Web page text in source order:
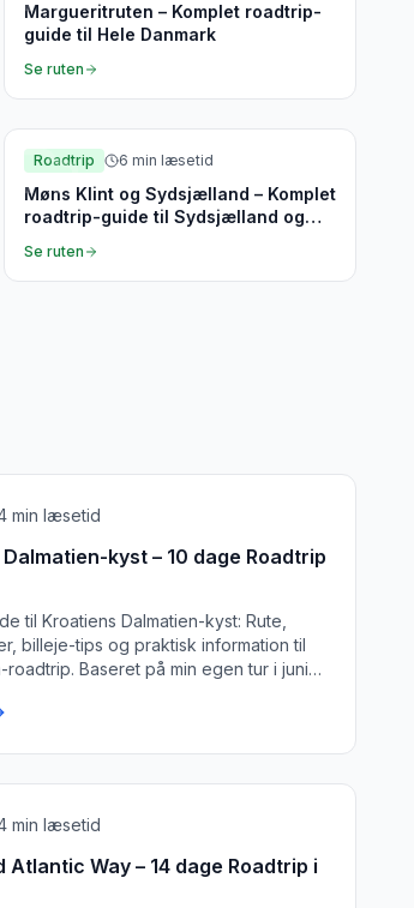
Margueritruten – Komplet roadtrip-
guide til Hele Danmark
Se ruten
Sydsjælland
Roadtrip 6 min læsetid
Møns Klint og Sydsjælland – Komplet
roadtrip-guide til Sydsjælland og
Se ruten
min læsetid
kyst – 10 dage Roadtrip
til Kroatiens Dalmatien-kyst: Rute,
billeje-tips og praktisk information til
roadtrip. Baseret på min egen tur i juni
min læsetid
Atlantic Way – 14 dage Roadtrip i